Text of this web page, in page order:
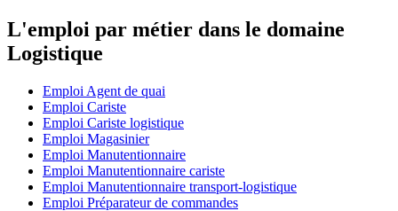
L'emploi par métier dans le domaine
Logistique
Emploi Agent de quai
Emploi Cariste
Emploi Cariste logistique
Emploi Magasinier
Emploi Manutentionnaire
Emploi Manutentionnaire cariste
Emploi Manutentionnaire transport-logistique
Emploi Préparateur de commandes